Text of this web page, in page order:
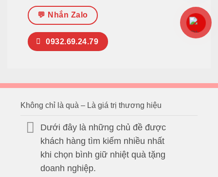
💬 Nhắn Zalo
0932.69.24.79
Không chỉ là quà – Là giá trị thương hiệu
Dưới đây là những chủ đề được
khách hàng tìm kiếm nhiều nhất
khi chọn bình giữ nhiệt quà tặng
doanh nghiệp.